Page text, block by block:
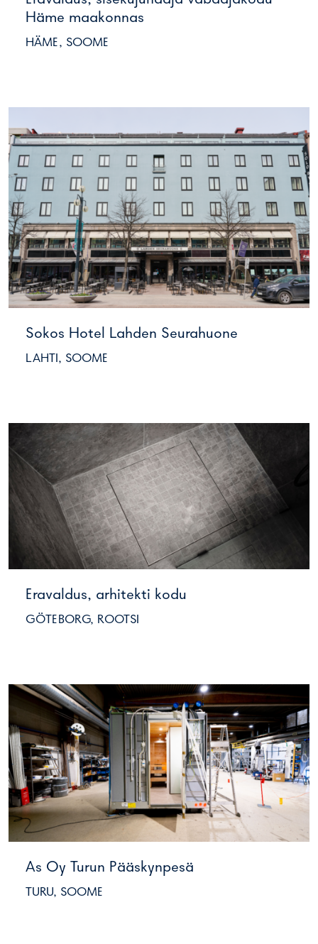
Häme maakonnas
HÄME, SOOME
Sokos Hotel Lahden Seurahuone
LAHTI, SOOME
Eravaldus, arhitekti kodu
GÖTEBORG, ROOTSI
As Oy Turun Pääskynpesä
TURU, SOOME